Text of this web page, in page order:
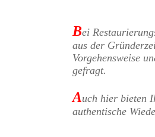
Bei
aus der
Vorgehensweise
gefragt.
Auch hier bieten
authentische